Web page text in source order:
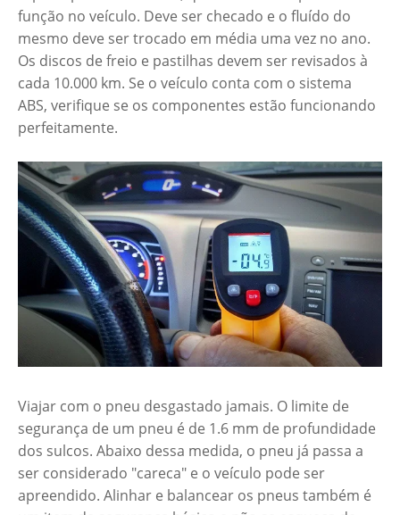
função no veículo. Deve ser checado e o fluído do
mesmo deve ser trocado em média uma vez no ano.
Os discos de freio e pastilhas devem ser revisados à
cada 10.000 km. Se o veículo conta com o sistema
ABS, verifique se os componentes estão funcionando
perfeitamente.
Viajar com o pneu desgastado jamais. O limite de
segurança de um pneu é de 1.6 mm de profundidade
dos sulcos. Abaixo dessa medida, o pneu já passa a
ser considerado "careca" e o veículo pode ser
apreendido. Alinhar e balancear os pneus também é